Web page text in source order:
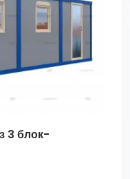
3 блок-